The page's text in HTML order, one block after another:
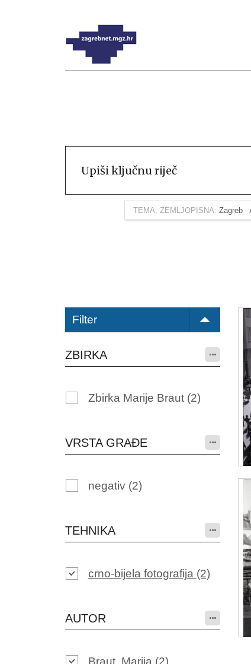
TEMA, ZEMLJOPISNA: Zagreb
Filter
ZBIRKA
Zbirka Marije Braut (2)
VRSTA GRAĐE
negativ (2)
TEHNIKA
crno-bijela fotografija (2)
AUTOR
Braut, Marija (2)